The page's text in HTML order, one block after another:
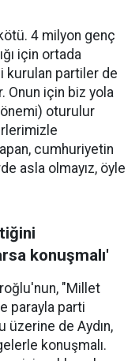
4 milyon genç
için ortada
kurulan partiler de
Onun için biz yola
oturulur
cumhuriyetin
asla olmayız, öyle
konuşmalı'
"Millet
parayla parti
üzerine de Aydın,
konuşmalı.